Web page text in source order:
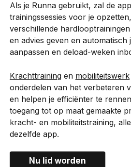
Als je Runna gebruikt, zal de
trainingssessies voor je
verschillende
en advies geven en automatisch
aanpassen en deload-weken
Krachttraining en mobiliteitswerk
onderdelen van het verbeteren
en helpen je efficiënter te
toegang tot op maat gemaakte
kracht- en mobiliteitstraining,
dezelfde app.
Nu lid worden